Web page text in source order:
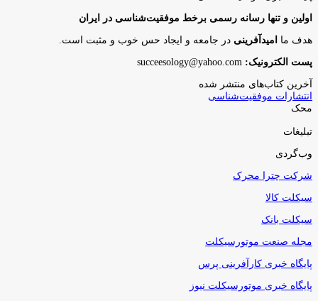
اولین و تنها رسانه رسمی برخط موفقیت‌شناسی در ایران
هدف ما امیدآفرینی در جامعه و ایجاد حس خوب و مثبت است.
پست الکترونیک:
آخرین کتاب‌های منتشر شده
انتشارات موفقیت‌شناسی
محک
تبلیغات
وب‌گردی
شرکت چترا محرک
سیکلت کالا
سیکلت بانک
مجله صنعت موتورسیکلت
پایگاه خبری کارآفرینی پرس
پایگاه خبری موتورسیکلت نیوز